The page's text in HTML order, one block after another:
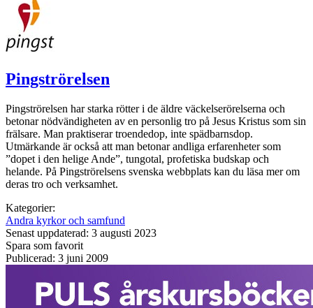
Pingströrelsen
Pingströrelsen har starka rötter i de äldre väckelserörelserna och
betonar nödvändigheten av en personlig tro på Jesus Kristus som sin
frälsare. Man praktiserar troendedop, inte spädbarnsdop.
Utmärkande är också att man betonar andliga erfarenheter som
”dopet i den helige Ande”, tungotal, profetiska budskap och
helande. På Pingströrelsens svenska webbplats kan du läsa mer om
deras tro och verksamhet.
Kategorier:
Andra kyrkor och samfund
Senast uppdaterad: 3 augusti 2023
Spara som favorit
Publicerad: 3 juni 2009